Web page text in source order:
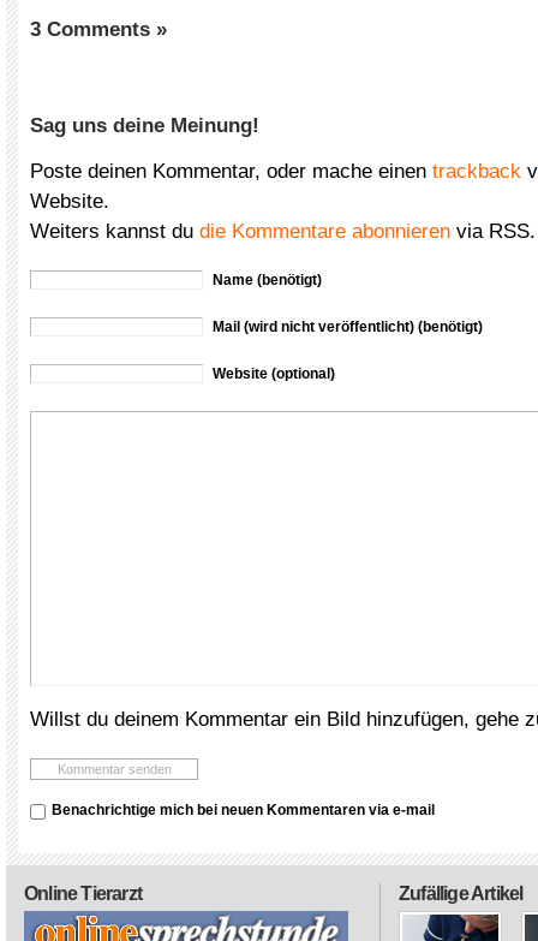
3 Comments »
Sag uns deine Meinung!
Poste deinen Kommentar, oder mache einen trackback
Website.
Weiters kannst du die Kommentare abonnieren via RSS.
Name (benötigt)
Mail (wird nicht veröffentlicht) (benötigt)
Website (optional)
Willst du deinem Kommentar ein Bild hinzufügen, gehe
Benachrichtige mich bei neuen Kommentaren via e-mail
Zufällige Artikel
Online Tierarzt